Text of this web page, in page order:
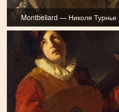
Montbeliard — Николя Турнье